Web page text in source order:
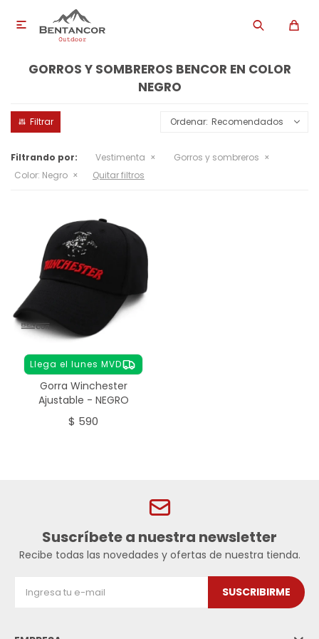

GORROS Y SOMBREROS BENCOR EN COLOR
NEGRO
Recomendados
Filtrando por: Vestimenta
Gorros y sombreros
Color: Negro Quitar filtros
Llega el lunes MVD
Gorra Winchester
Ajustable - NEGRO
$ 590
Suscríbete a nuestra newsletter
Recibe todas las novedades y ofertas de nuestra tienda.
SUSCRIBIRME